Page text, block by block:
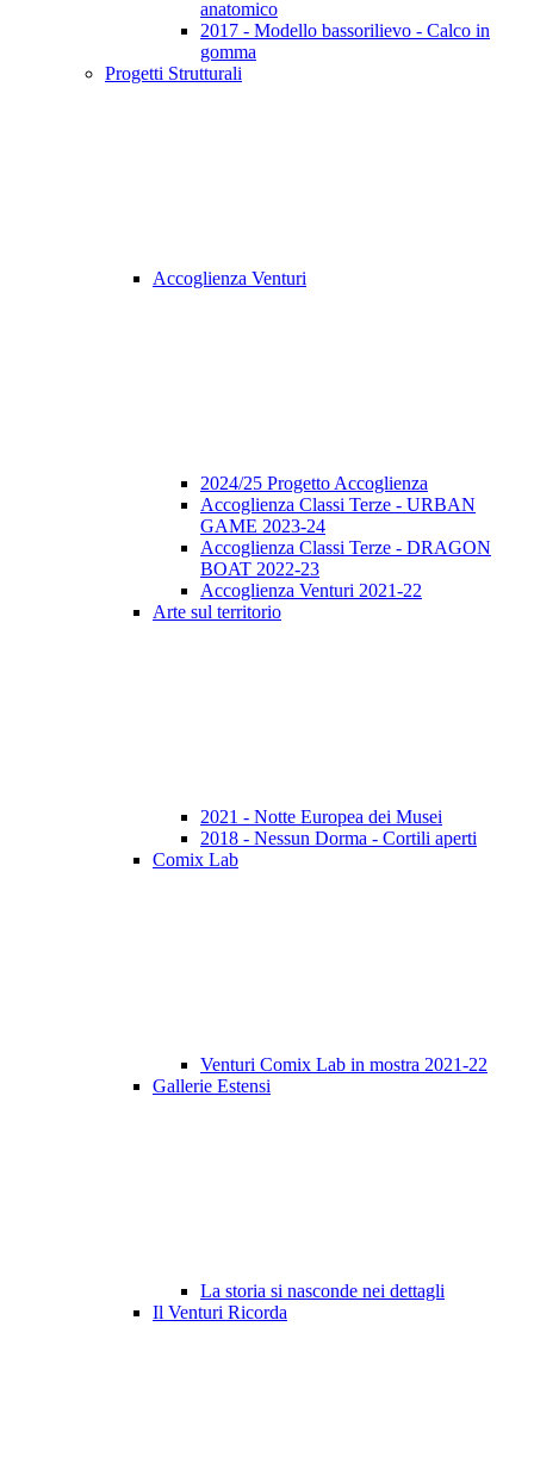
anatomico
2017 - Modello bassorilievo - Calco in
gomma
Progetti Strutturali
Accoglienza Venturi
2024/25 Progetto Accoglienza
Accoglienza Classi Terze - URBAN
GAME 2023-24
Accoglienza Classi Terze - DRAGON
BOAT 2022-23
Accoglienza Venturi 2021-22
Arte sul territorio
2021 - Notte Europea dei Musei
2018 - Nessun Dorma - Cortili aperti
Comix Lab
Venturi Comix Lab in mostra 2021-22
Gallerie Estensi
La storia si nasconde nei dettagli
Il Venturi Ricorda